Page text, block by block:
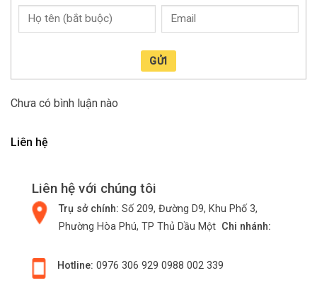
GỬI
Chưa có bình luận nào
Liên hệ
Liên hệ với chúng tôi
Trụ sở chính: Số 209, Đường D9, Khu Phố 3,
Phường Hòa Phú, TP Thủ Dầu Một Chi nhánh:
Hotline: 0976 306 929 0988 002 339